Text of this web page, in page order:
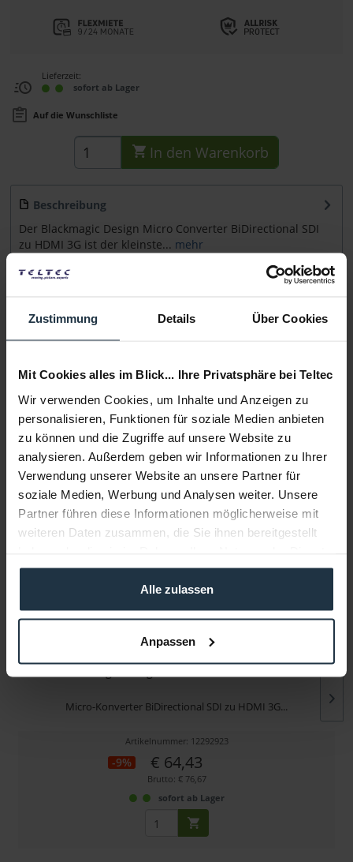
Zustimmung Details Über Cookies
Mit Cookies alles im Blick... Ihre Privatsphäre bei Teltec
Wir verwenden Cookies, um Inhalte und Anzeigen zu
personalisieren, Funktionen für soziale Medien anbieten
zu können und die Zugriffe auf unsere Website zu
analysieren. Außerdem geben wir Informationen zu Ihrer
Verwendung unserer Website an unsere Partner für
soziale Medien, Werbung und Analysen weiter. Unsere
Partner führen diese Informationen möglicherweise mit
weiteren Daten zusammen, die Sie ihnen bereitgestellt
gesammelt haben.
Alle zulassen
Anpassen
Lieferzeit:
sofort ab Lager
Auf die Wunschliste
In den Warenkorb
Beschreibung
Der Blackmagic Design Micro Converter BiDirectional SDI
zu HDMI 3G ist der kleinste... mehr
Medien
Infos zu Hersteller & Produktsicherheit
Folgende Infos zum Hersteller sind verfübar......mehr
Weitere Artikel von Blackmagic Design ansehen
Micro-Konverter BiDirectional SDI zu HDMI 3G...
Artikelnummer: 12292923
-9% € 64,43
Brutto: € 76,67
sofort ab Lager